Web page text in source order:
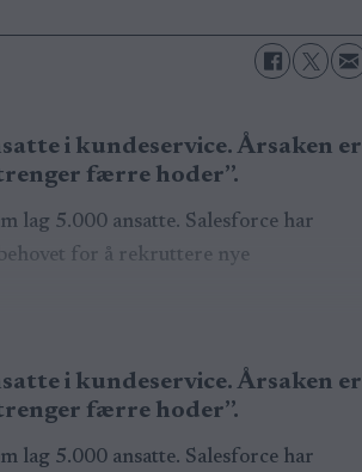
i kundeservice. Årsaken er
færre hoder”.
lag 5.000 ansatte. Salesforce har
for å rekruttere nye
i kundeservice. Årsaken er
færre hoder”.
lag 5.000 ansatte. Salesforce har